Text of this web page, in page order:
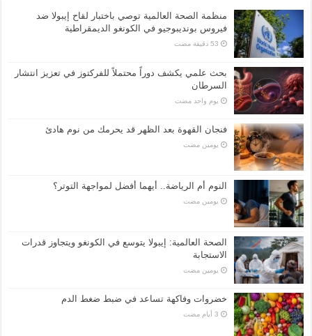
منظمة الصحة العالمية توصي باختبار لقاح إيبولا ضد
فيروس بونديبوجيو في الكونغو الديمقراطية
بحث علمي يكشف دوراً محتملاً للفركتوز في تعزيز انتشار
السرطان
‏يوم واحد مضت
فنجان القهوة بعد الظهر قد يحرمك من نوم هادئ
‏يومين مضت
النوم أم الرياضة.. أيهما أفضل لمواجهة التوتر؟
‏يومين مضت
الصحة العالمية: إيبولا يتوسع في الكونغو ويتجاوز قدرات
الاستجابة
‏يومين مضت
خضروات وفاكهة تساعد في ضبط ضغط الدم